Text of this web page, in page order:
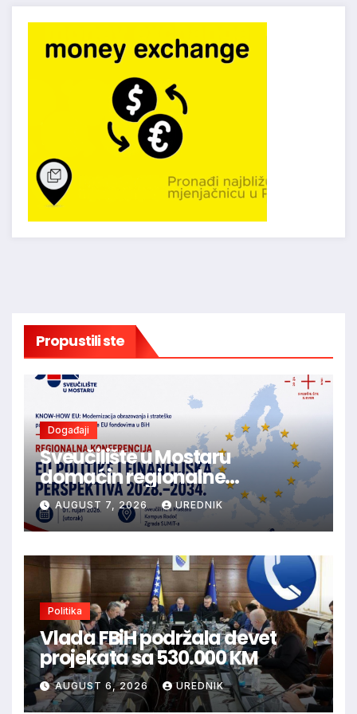
Propustili ste
Događaji
Sveučilište u Mostaru
domaćin regionalne
konferencije o budućnosti EU
politika i financijske
perspektive 2028.–2034.
AUGUST 7, 2026 UREDNIK
Politika
Vlada FBiH podržala devet
projekata sa 530.000 KM
AUGUST 6, 2026 UREDNIK